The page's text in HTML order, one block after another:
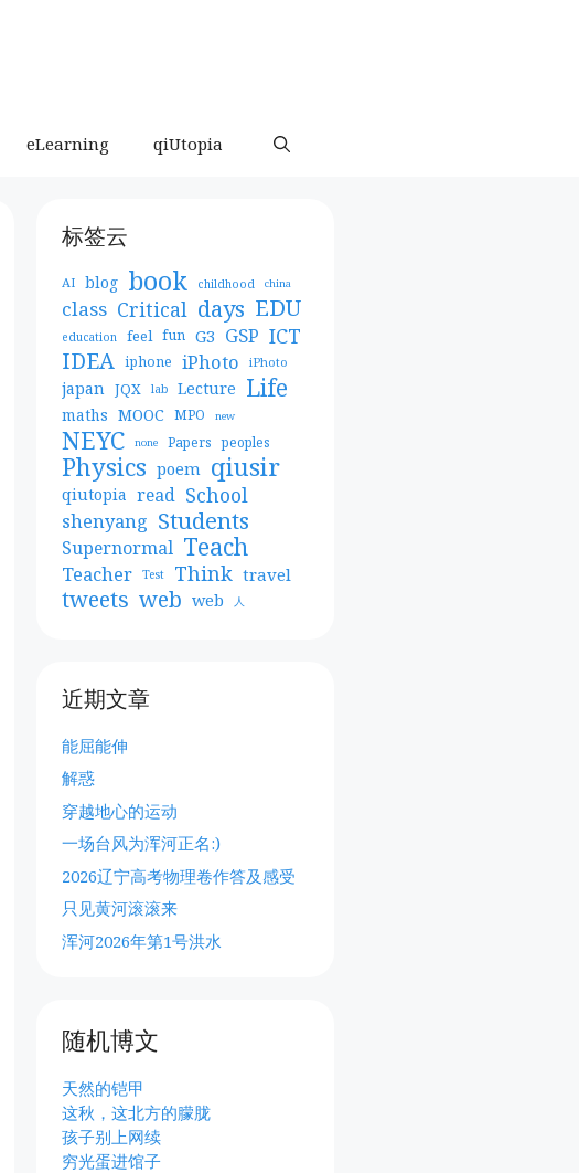
eLearning qiUtopia
标签云
AI blog book childhood china
class Critical days EDU
education feel fun G3 GSP ICT
IDEA iphone iPhoto iPhoto
japan JQX lab Lecture Life
maths MOOC MPO new
NEYC none Papers peoples
Physics poem qiusir
qiutopia read School
shenyang Students
Supernormal Teach
Teacher Test Think travel
tweets web web 人
近期文章
能屈能伸
解惑
穿越地心的运动
一场台风为浑河正名:)
2026辽宁高考物理卷作答及感受
只见黄河滚滚来
浑河2026年第1号洪水
随机博文
天然的铠甲
这秋，这北方的朦胧
孩子别上网续
穷光蛋进馆子